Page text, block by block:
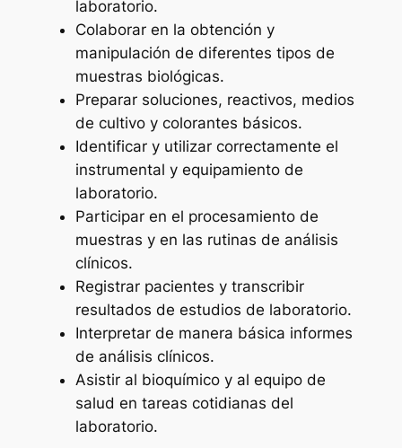
laboratorio.
Colaborar en la obtención y
manipulación de diferentes tipos de
muestras biológicas.
Preparar soluciones, reactivos, medios
de cultivo y colorantes básicos.
Identificar y utilizar correctamente el
instrumental y equipamiento de
laboratorio.
Participar en el procesamiento de
muestras y en las rutinas de análisis
clínicos.
Registrar pacientes y transcribir
resultados de estudios de laboratorio.
Interpretar de manera básica informes
de análisis clínicos.
Asistir al bioquímico y al equipo de
salud en tareas cotidianas del
laboratorio.